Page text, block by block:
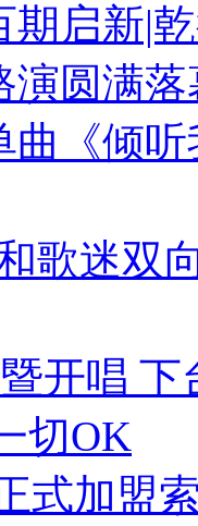
期启新|
演圆满落
曲《倾
歌迷双
开唱
切OK
式加盟